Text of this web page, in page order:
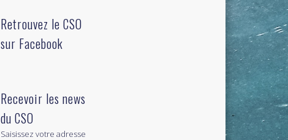
Retrouvez le CSO
sur Facebook
Recevoir les news
du CSO
Saisissez votre adresse